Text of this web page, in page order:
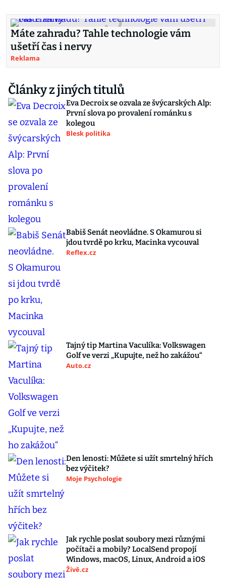
Máte zahradu? Tahle technologie vám
ušetří čas i nervy
Reklama
Články z jiných titulů
Eva Decroix se ozvala ze švýcarských Alp:
První slova po provalení románku s
kolegou
Blesk politika
Babiš Senát neovládne. S Okamurou si
jdou tvrdě po krku, Macinka vycouval
Reflex.cz
Tajný tip Martina Vaculíka: Volkswagen
Golf ve verzi „Kupujte, než ho zakážou“
Auto.cz
Den lenosti: Můžete si užít smrtelný hřích
bez výčitek?
Moje Psychologie
Jak rychle poslat soubory mezi různými
počítači a mobily? LocalSend propojí
Windows, macOS, Linux, Android a iOS
Živě.cz